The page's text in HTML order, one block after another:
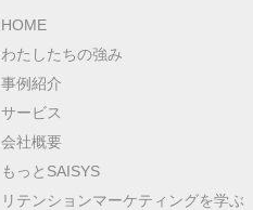
HOME
わたしたちの強み
事例紹介
サービス
会社概要
もっとSAISYS
リテンションマーケティングを学ぶ